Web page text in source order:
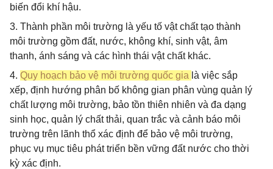
biến đổi khí hậu.
3. Thành phần môi trường là yếu tố vật chất tạo thành
môi trường gồm đất, nước, không khí, sinh vật, âm
thanh, ánh sáng và các hình thái vật chất khác.
4. Quy hoạch bảo vệ môi trường quốc gia là việc sắp
xếp, định hướng phân bố không gian phân vùng quản lý
chất lượng môi trường, bảo tồn thiên nhiên và đa dạng
sinh học, quản lý chất thải, quan trắc và cảnh báo môi
trường trên lãnh thổ xác định để bảo vệ môi trường,
phục vụ mục tiêu phát triển bền vững đất nước cho thời
kỳ xác định.